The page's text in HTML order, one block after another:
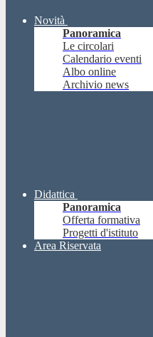
Novità
Panoramica
Le circolari
Calendario eventi
Albo online
Archivio news
Didattica
Panoramica
Offerta formativa
Progetti d'istituto
Area Riservata